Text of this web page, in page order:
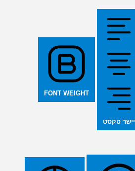
יישר טקסט
FONT WEIGHT